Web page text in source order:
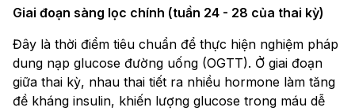
Giai đoạn sàng lọc chính (tuần 24 - 28 của thai kỳ)
Đây là thời điểm tiêu chuẩn để thực hiện nghiệm pháp
dung nạp glucose đường uống (OGTT). Ở giai đoạn
giữa thai kỳ, nhau thai tiết ra nhiều hormone làm tăng
đề kháng insulin, khiến lượng glucose trong máu dễ